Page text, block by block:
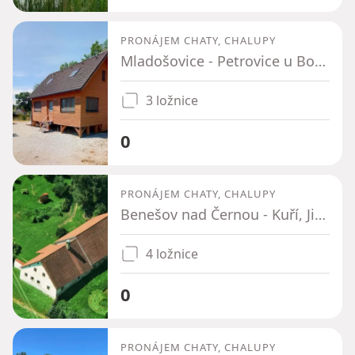
PRONÁJEM CHATY, CHALUPY
Mladošovice - Petrovice u Borovan, Jihočeský kraj
3 ložnice
0
PRONÁJEM CHATY, CHALUPY
Benešov nad Černou - Kuří, Jihočeský kraj
4 ložnice
0
PRONÁJEM CHATY, CHALUPY